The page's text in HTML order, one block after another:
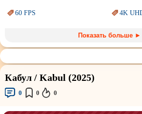
60 FPS 4K
Marvel PIXAR
Sci-Fi (Научнаяфантастика) Trash
Авангард иСюрреализм
Аниме
Показать больше ►
Кабул / Kabul (2025)
0 0 0